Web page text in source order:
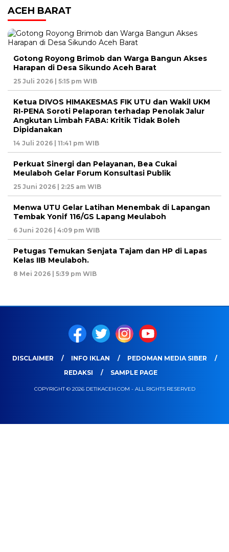
ACEH BARAT
Gotong Royong Brimob dan Warga Bangun Akses
Harapan di Desa Sikundo Aceh Barat
25 Juli 2026 | 5:15 pm WIB
Ketua DIVOS HIMAKESMAS FIK UTU dan Wakil UKM
RI-PENA Soroti Pelaporan terhadap Penolak Jalur
Angkutan Limbah FABA: Kritik Tidak Boleh
Dipidanakan
14 Juli 2026 | 11:41 pm WIB
Perkuat Sinergi dan Pelayanan, Bea Cukai
Meulaboh Gelar Forum Konsultasi Publik
25 Juni 2026 | 2:25 am WIB
Menwa UTU Gelar Latihan Menembak di Lapangan
Tembak Yonif 116/GS Lapang Meulaboh
6 Juni 2026 | 4:09 pm WIB
Petugas Temukan Senjata Tajam dan HP di Lapas
Kelas IIB Meulaboh.
8 Mei 2026 | 5:39 pm WIB
DISCLAIMER INFO IKLAN
PEDOMAN MEDIA SIBER
REDAKSI
SAMPLE PAGE
COPYRIGHT © 2026 DETIKACEH.COM - ALL RIGHTS RESERVED